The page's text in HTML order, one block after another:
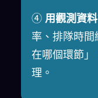
④ 用觀測資
率、排隊時
在哪個環節
理。